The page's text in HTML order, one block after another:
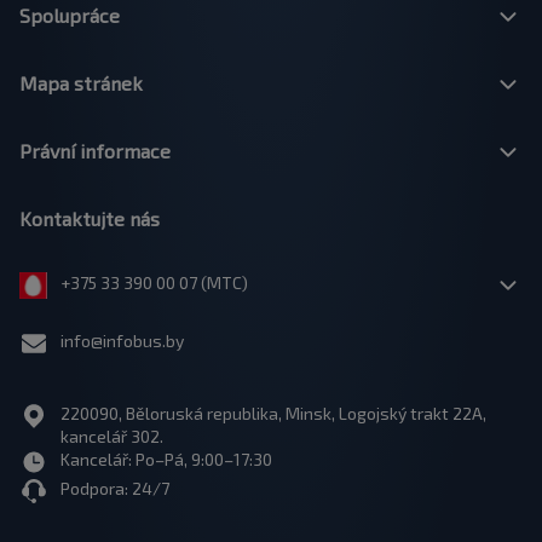
Spolupráce
Mapa stránek
Právní informace
Kontaktujte nás
+375 33 390 00 07 (МТС)
info@infobus.by
220090, Běloruská republika, Minsk, Logojský trakt 22A,
kancelář 302.
Kancelář: Po–Pá, 9:00–17:30
Podpora: 24/7